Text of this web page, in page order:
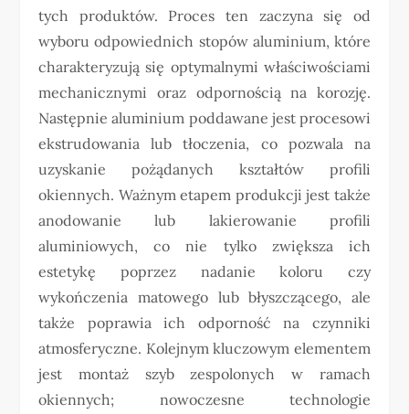
tych produktów. Proces ten zaczyna się od
wyboru odpowiednich stopów aluminium, które
charakteryzują się optymalnymi właściwościami
mechanicznymi oraz odpornością na korozję.
Następnie aluminium poddawane jest procesowi
ekstrudowania lub tłoczenia, co pozwala na
uzyskanie pożądanych kształtów profili
okiennych. Ważnym etapem produkcji jest także
anodowanie lub lakierowanie profili
aluminiowych, co nie tylko zwiększa ich
estetykę poprzez nadanie koloru czy
wykończenia matowego lub błyszczącego, ale
także poprawia ich odporność na czynniki
atmosferyczne. Kolejnym kluczowym elementem
jest montaż szyb zespolonych w ramach
okiennych; nowoczesne technologie